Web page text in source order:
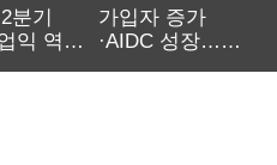
분기
익 역대
가입자 증가
·AIDC 성장…